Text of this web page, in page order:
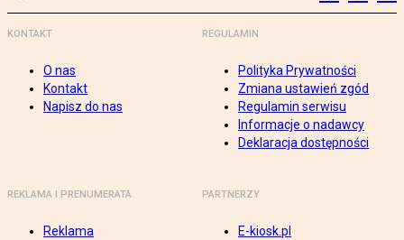
KONTAKT
O nas
Kontakt
Napisz do nas
REGULAMIN
Polityka Prywatności
Zmiana ustawień zgód
Regulamin serwisu
Informacje o nadawcy
Deklaracja dostępności
REKLAMA I PRENUMERATA
Reklama
PARTNERZY
E-kiosk.pl